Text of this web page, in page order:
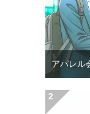
アパレル